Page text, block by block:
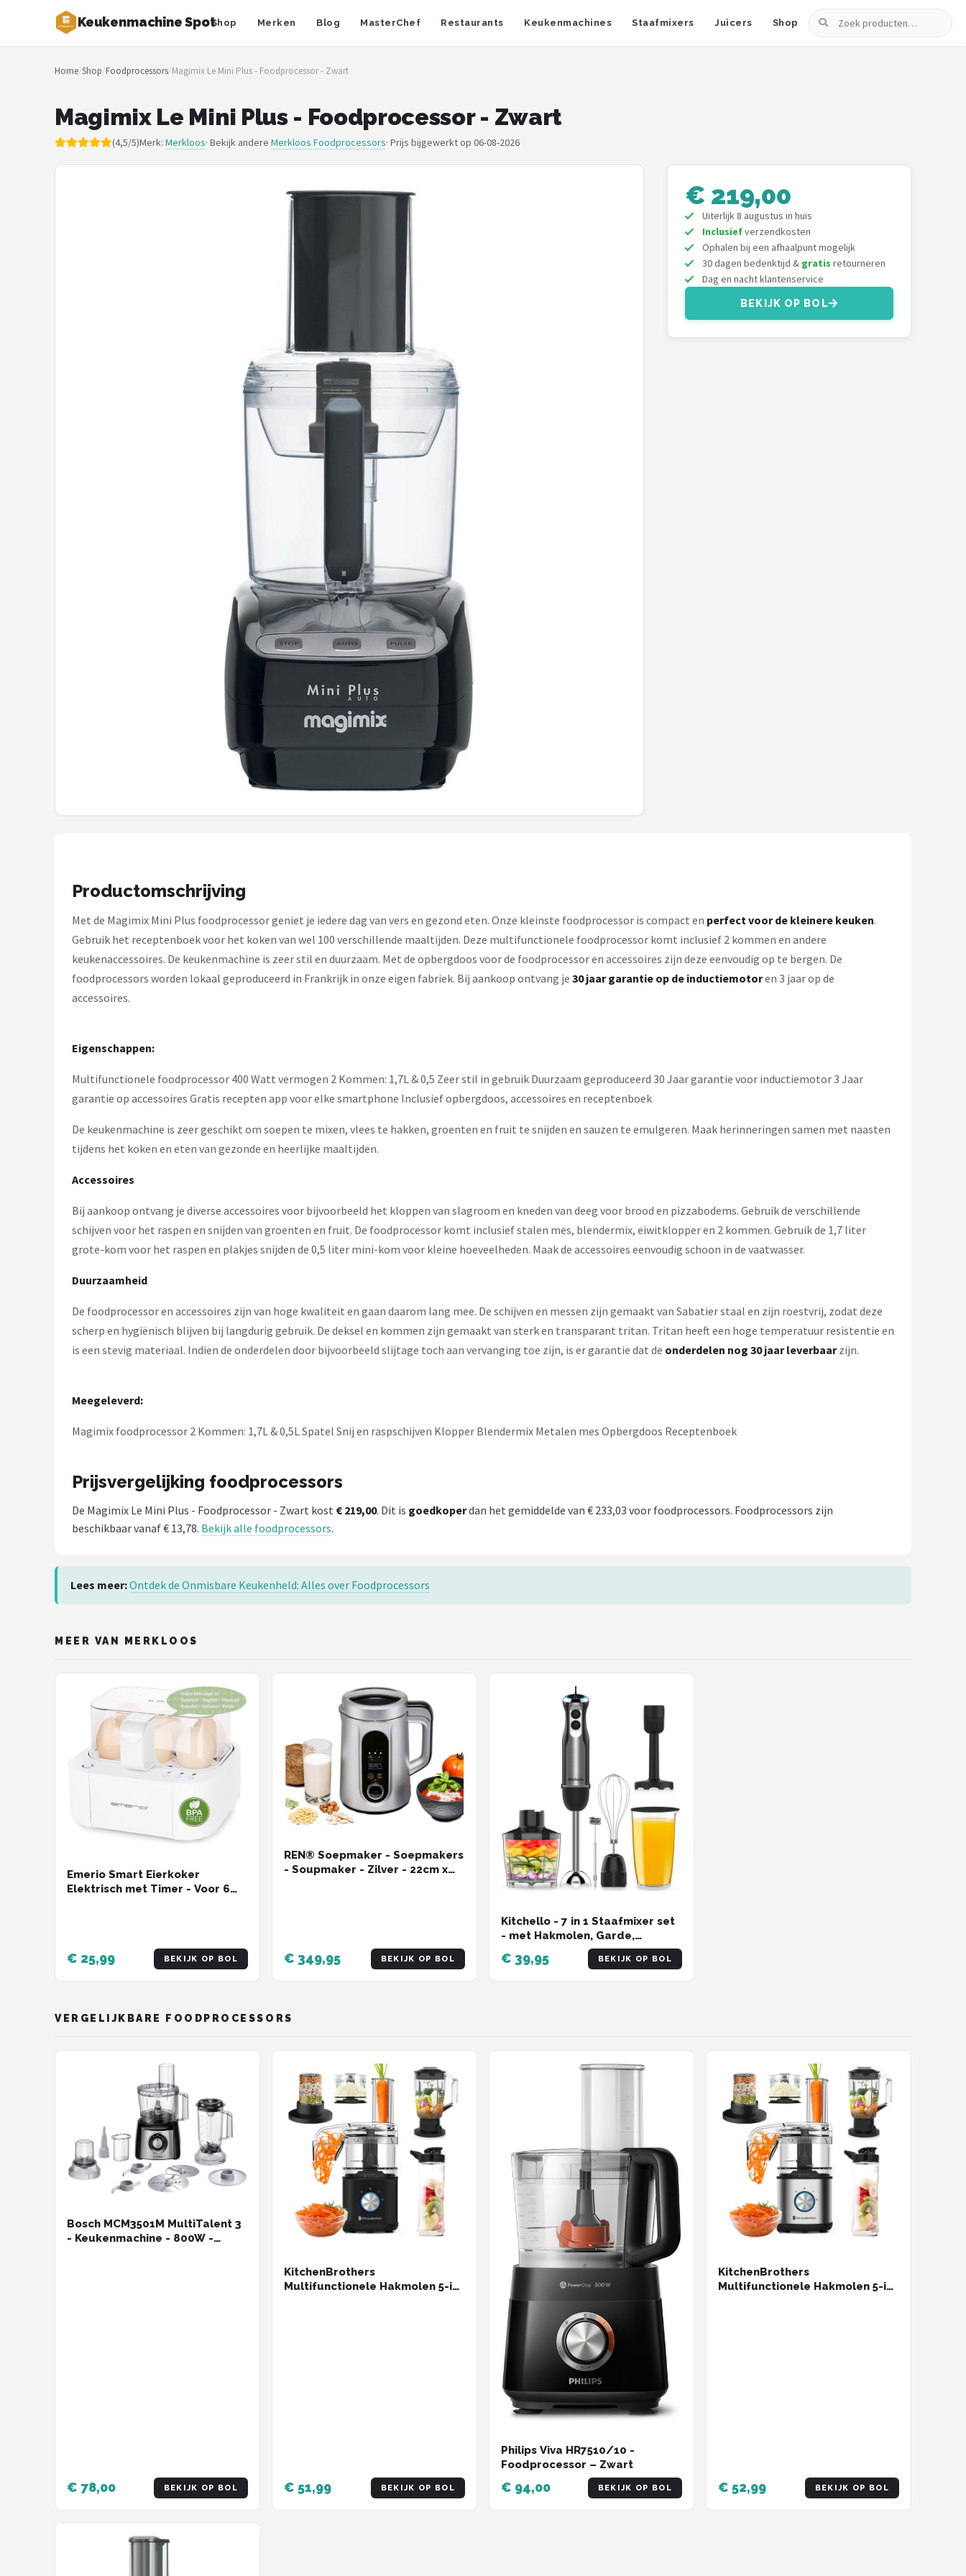
Keukenmachine SpotShop Merken Blog MasterChef Restaurants Keukenmachines Staafmixers Juicers Shop
Zoeken
Zoeken
NAVIGATIE
Merken
Home/Shop/Foodprocessors/Magimix Le Mini Plus - Foodprocessor - Zwart
Magimix Le Mini Plus - Foodprocessor - Zwart
(4,5/5)Merk: Merkloos· Bekijk andere Merkloos Foodprocessors· Prijs bijgewerkt op 06-08-2026
€ 219,00
Uiterlijk 8 augustus in huis
Inclusiefverzendkosten
Ophalen bij een afhaalpunt mogelijk
30 dagen bedenktijd & gratis retourneren
Dag en nacht klantenservice
BEKIJK OP BOL
Productomschrijving
Met de Magimix Mini Plus foodprocessor geniet je iedere dag van vers en gezond eten. Onze kleinste foodprocessor is compact en perfect voor de kleinere keuken.
Gebruik het receptenboek voor het koken van wel 100 verschillende maaltijden. Deze multifunctionele foodprocessor komt inclusief 2 kommen en andere
keukenaccessoires. De keukenmachine is zeer stil en duurzaam. Met de opbergdoos voor de foodprocessor en accessoires zijn deze eenvoudig op te bergen. De
foodprocessors worden lokaal geproduceerd in Frankrijk in onze eigen fabriek. Bij aankoop ontvang je 30 jaar garantie op de inductiemotoren 3 jaar op de
accessoires.
Eigenschappen:
Multifunctionele foodprocessor 400 Watt vermogen 2 Kommen: 1,7L & 0,5 Zeer stil in gebruik Duurzaam geproduceerd 30 Jaar garantie voor inductiemotor 3 Jaar
garantie op accessoires Gratis recepten app voor elke smartphone Inclusief opbergdoos, accessoires en receptenboek
De keukenmachine is zeer geschikt om soepen te mixen, vlees te hakken, groenten en fruit te snijden en sauzen te emulgeren. Maak herinneringen samen met naasten
tijdens het koken en eten van gezonde en heerlijke maaltijden.
Accessoires
Bij aankoop ontvang je diverse accessoires voor bijvoorbeeld het kloppen van slagroom en kneden van deeg voor brood en pizzabodems. Gebruik de verschillende
schijven voor het raspen en snijden van groenten en fruit. De foodprocessor komt inclusief stalen mes, blendermix, eiwitklopper en 2 kommen. Gebruik de 1,7 liter
grote-kom voor het raspen en plakjes snijden de 0,5 liter mini-kom voor kleine hoeveelheden. Maak de accessoires eenvoudig schoon in de vaatwasser.
Duurzaamheid
De foodprocessor en accessoires zijn van hoge kwaliteit en gaan daarom lang mee. De schijven en messen zijn gemaakt van Sabatier staal en zijn roestvrij, zodat deze
scherp en hygiënisch blijven bij langdurig gebruik. De deksel en kommen zijn gemaakt van sterk en transparant tritan. Tritan heeft een hoge temperatuur resistentie en
is een stevig materiaal. Indien de onderdelen door bijvoorbeeld slijtage toch aan vervanging toe zijn, is er garantie dat de onderdelen nog 30 jaar leverbaarzijn.
Meegeleverd:
Magimix foodprocessor 2 Kommen: 1,7L & 0,5L Spatel Snij en raspschijven Klopper Blendermix Metalen mes Opbergdoos Receptenboek
Prijsvergelijking foodprocessors
De Magimix Le Mini Plus - Foodprocessor - Zwart kost € 219,00. Dit is goedkoperdan het gemiddelde van € 233,03 voor foodprocessors. Foodprocessors zijn
beschikbaar vanaf € 13,78. Bekijk alle foodprocessors.
Lees meer:Ontdek de Onmisbare Keukenheld: Alles over Foodprocessors
MEER VAN MERKLOOS
Emerio Smart Eierkoker
Elektrisch met Timer - Voor 6
€ 25,99 BEKIJK OP BOL
REN® Soepmaker - Soepmakers
- Soupmaker - Zilver - 22cm x
€ 349,95 BEKIJK OP BOL
Kitchello - 7 in 1 Staafmixer set
- met Hakmolen, Garde,
Melkopschuimer, Pureerstaaf
en Maatbeker - Soepmaker -
Handmixer & Blender - 8
€ 39,95 BEKIJK OP BOL
VERGELIJKBARE FOODPROCESSORS
Bosch MCM3501M MultiTalent 3
- Keukenmachine - 800W -
€ 78,00 BEKIJK OP BOL
KitchenBrothers
Multifunctionele Hakmolen 5-in-
€ 51,99 BEKIJK OP BOL
Philips Viva HR7510/10 -
Foodprocessor – Zwart
€ 94,00 BEKIJK OP BOL
KitchenBrothers
Multifunctionele Hakmolen 5-in-
€ 52,99 BEKIJK OP BOL